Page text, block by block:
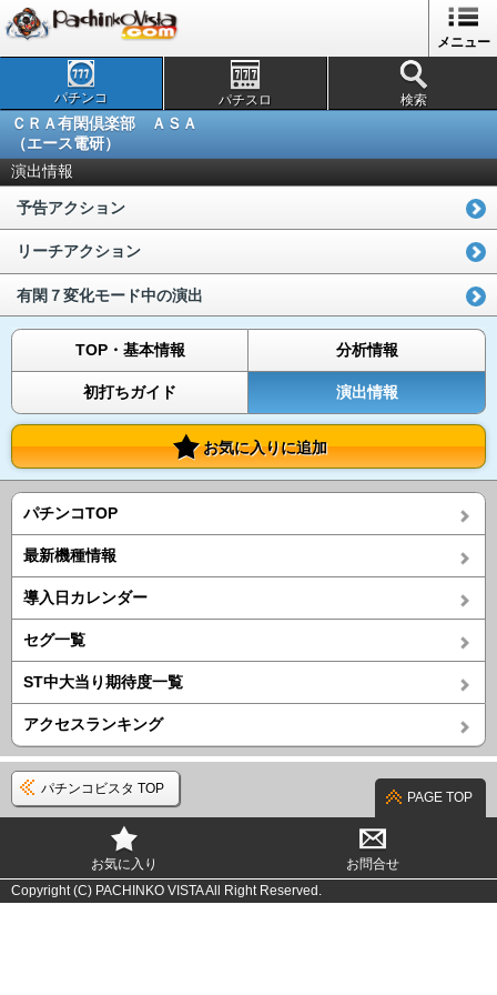
メニュー
パチンコ パチスロ 検索
ＣＲＡ有閑倶楽部 ＡＳＡ
（エース電研）
演出情報
予告アクション
リーチアクション
有閑７変化モード中の演出
TOP・基本情報 分析情報
初打ちガイド 演出情報
お気に入りに追加
パチンコTOP
最新機種情報
導入日カレンダー
セグ一覧
ST中大当り期待度一覧
アクセスランキング
パチンコビスタ TOP
PAGE TOP
お気に入り
お問合せ
Copyright (C) PACHINKO VISTA All Right Reserved.